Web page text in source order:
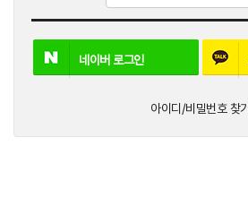
네이버 로그인
아이디/비밀번호 찾기